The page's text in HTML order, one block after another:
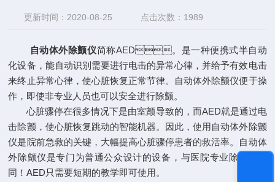
更新时间：2020-08-25 点击次数：1989
自动体外除颤仪简称AED。是一种便携式半自动
化设备，能自动识别需要进行电击的异常心律，并给予有效电击
来终止异常心律，使心脏恢复正常节律。自动体外除颤仪便于操
作，即使非专业人员也可以安全进行除颤。
心脏骤停在很多情况下是由室颤导致的，而AED就是通过电
击除颤，使心脏恢复跳动的智能机器。因此，使用自动体外除颤
仪是院前急救的关键，大幅提高心脏骤停患者的救活率。自动体
外除颤仪是专门为普通公众设计的设备，与医院专业除颤器不
同！AED只需要短期的教学即可使用。